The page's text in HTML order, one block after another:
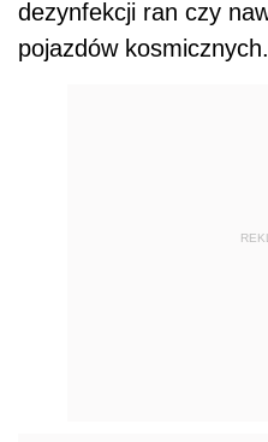
dezynfekcji ran czy
pojazdów kosmicznych.